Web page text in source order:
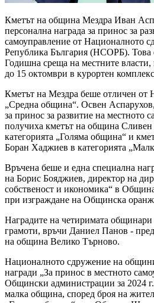
Кметът на община Мездра Иван
персонална награда за принос за
самоуправление от Националното
Република България (НСОРБ). Това
Годишна среща на местните власти,
до 15 октомври в курортен
Кметът на Мездра беше отличен от
„Средна община“. Освен
за принос за развитие на местното
получиха кметът на община
категорията „Голяма община“ и
Боран Хаджиев в категорията
Връчена беше и една специална
на Борис Бояджиев, директор на
собственост и икономика“ в
при изграждане на Общинска
Наградите на четиримата
грамоти, връчи Даниел Панов -
на община Велико Търново.
Националното сдружение на
награди „За принос в местното
Общински администрации за 2024 г.
малка община, според броя на